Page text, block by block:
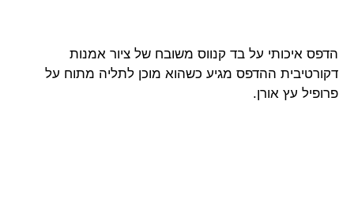
הדפס איכותי על בד קנווס משובח של ציור אמנות
דקורטיבית ההדפס מגיע כשהוא מוכן לתליה מתוח על
פרופיל עץ אורן.